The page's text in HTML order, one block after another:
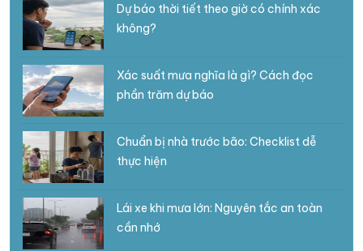
Dự báo thời tiết theo giờ có chính xác
không?
Xác suất mưa nghĩa là gì? Cách đọc
phần trăm dự báo
Chuẩn bị nhà trước bão: Checklist dễ
thực hiện
Lái xe khi mưa lớn: Nguyên tắc an toàn
cần nhớ